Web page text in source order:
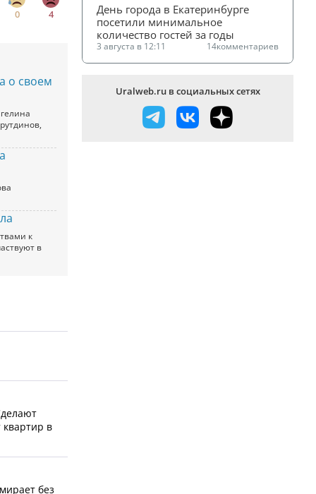
0 4
о своем
к
в
квартир в
без
День города в Екатеринбурге
посетили минимальное
количество гостей за годы
3 августа в 12:11 14комментариев
Uralweb.ru в социальных сетях